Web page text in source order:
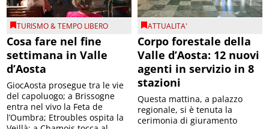
TURISMO & TEMPO LIBERO
Cosa fare nel fine
settimana in Valle
d’Aosta
GiocAosta prosegue tra le vie
del capoluogo; a Brissogne
entra nel vivo la Feta de
l’Oumbra; Etroubles ospita la
ATTUALITA'
Corpo forestale della
Valle d’Aosta: 12 nuovi
agenti in servizio in 8
stazioni
Questa mattina, a palazzo
regionale, si è tenuta la
cerimonia di giuramento